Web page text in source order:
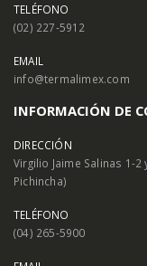
TELÉFONO
(02) 227-5912
EMAIL
info@termalimex.com
INFORMACIÓN DE
DIRECCIÓN
Virgilio Jaime Salinas 1-
Pichincha)
TELÉFONO
(04) 265-5900